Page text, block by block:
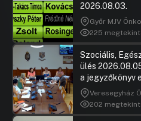
2026.08.03.
Győr MJV
225
Szociális,
ülés
a jegyzőkönyv
Veresegyház
202